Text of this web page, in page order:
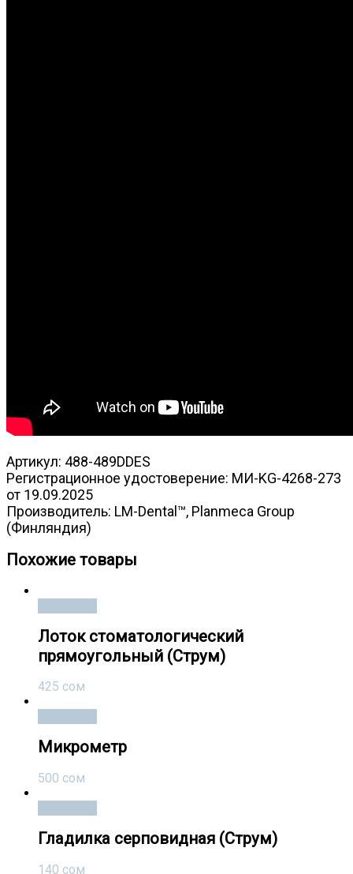
Артикул: 488-489DDES
Регистрационное удостоверение: МИ-KG-4268-273
от 19.09.2025
Производитель: LM-Dental™, Planmeca Group
(Финляндия)
Похожие товары
Лоток стоматологический
прямоугольный (Струм)
425 сом
Микрометр
500 сом
Гладилка серповидная (Струм)
140 сом